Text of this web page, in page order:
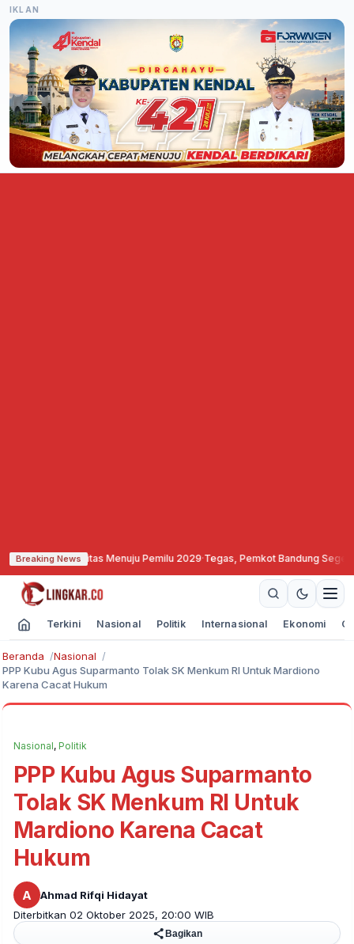
IKLAN
Breaking News
Soliditas Menuju Pemilu 2029·Tegas, Pemkot Bandung Segel dan
Terkini Nasional Politik Internasional Ekonomi
Beranda
Nasional
PPP Kubu Agus Suparmanto Tolak SK Menkum RI Untuk Mardiono
Karena Cacat Hukum
Nasional, Politik
PPP Kubu Agus Suparmanto
Tolak SK Menkum RI Untuk
Mardiono Karena Cacat
Hukum
A
Ahmad Rifqi Hidayat
Diterbitkan 02 Oktober 2025, 20:00 WIB
Bagikan